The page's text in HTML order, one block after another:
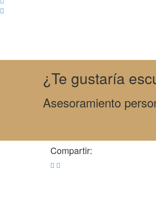
¿Te gustaría
Asesoramiento
Compartir: